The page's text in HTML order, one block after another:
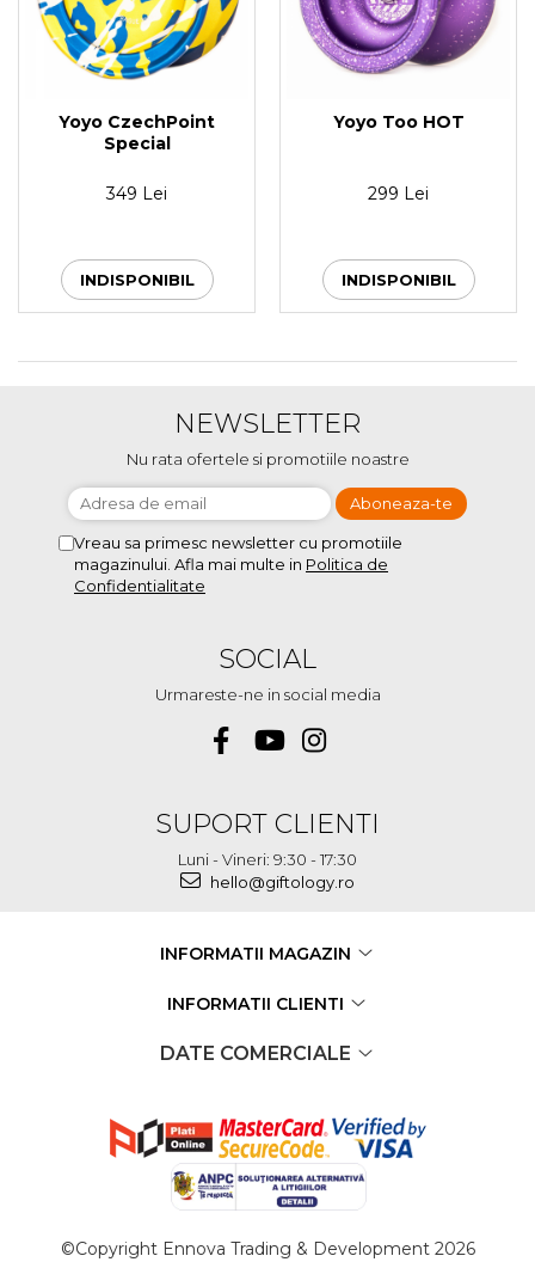
Yoyo CzechPoint
Special
349 Lei
INDISPONIBIL
Yoyo Too HOT
299 Lei
INDISPONIBIL
NEWSLETTER
Nu rata ofertele si promotiile noastre
Vreau sa primesc newsletter cu promotiile
magazinului. Afla mai multe in Politica de
Confidentialitate
SOCIAL
Urmareste-ne in social media
SUPORT CLIENTI
Luni - Vineri: 9:30 - 17:30
hello@giftology.ro
INFORMATII MAGAZIN
INFORMATII CLIENTI
DATE COMERCIALE
©Copyright Ennova Trading & Development 2026